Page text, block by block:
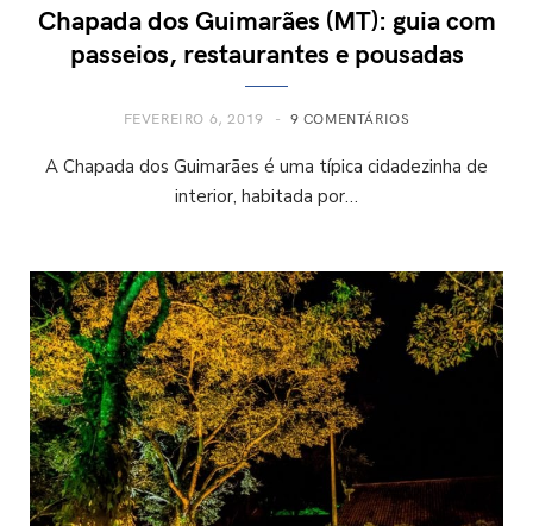
Chapada dos Guimarães (MT): guia com
passeios, restaurantes e pousadas
FEVEREIRO 6, 2019 9 COMENTÁRIOS
A Chapada dos Guimarães é uma típica cidadezinha de
interior, habitada por…